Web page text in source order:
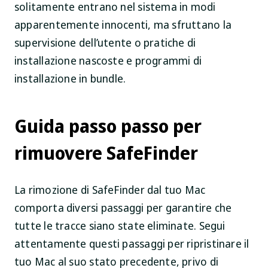
solitamente entrano nel sistema in modi
apparentemente innocenti, ma sfruttano la
supervisione dell’utente o pratiche di
installazione nascoste e programmi di
installazione in bundle.
Guida passo passo per
rimuovere SafeFinder
La rimozione di SafeFinder dal tuo Mac
comporta diversi passaggi per garantire che
tutte le tracce siano state eliminate. Segui
attentamente questi passaggi per ripristinare il
tuo Mac al suo stato precedente, privo di